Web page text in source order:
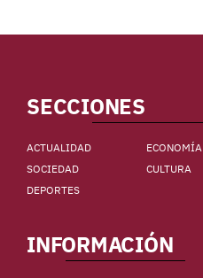
SECCIONES
ACTUALIDAD
ECONOMÍA
SOCIEDAD
CULTURA
DEPORTES
INFORMACIÓN